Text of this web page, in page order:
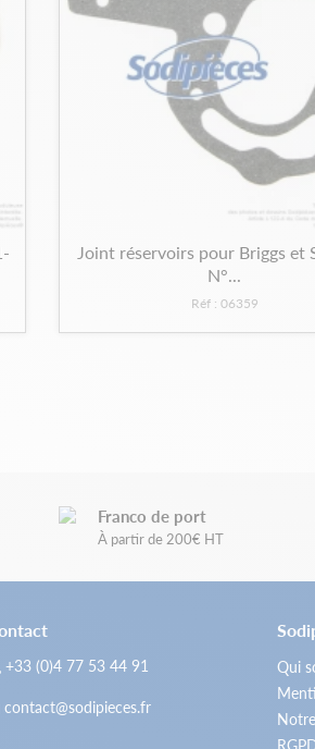
Joint réservoirs pour Briggs et
N°...
Réf : 06359
Franco de port
À partir de 200€ HT
+33 (0)4 77 53 44 91
contact@sodipieces.fr
Qui